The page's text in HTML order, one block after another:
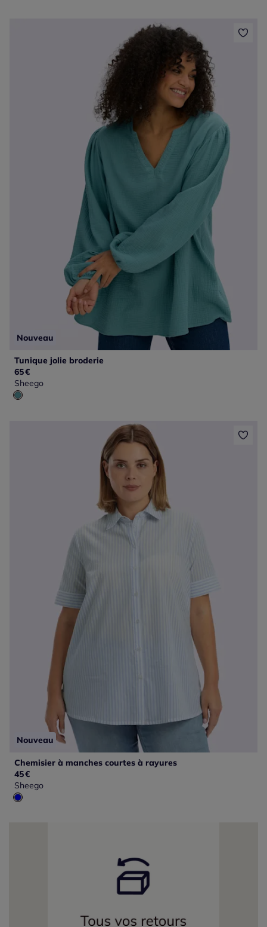
Nouveau
Tunique jolie broderie
65€
Sheego
Nouveau
Chemisier à manches courtes à rayures
45€
Sheego